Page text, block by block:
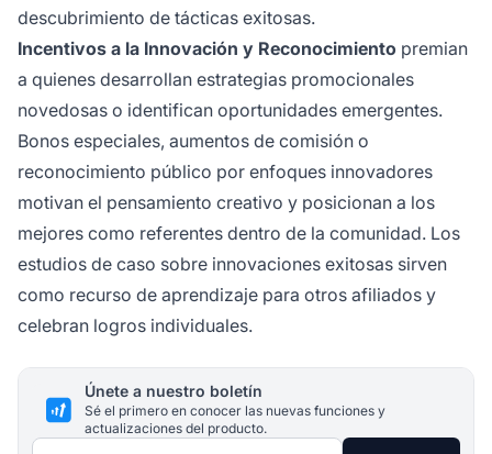
descubrimiento de tácticas exitosas.
Incentivos a la Innovación y Reconocimiento premian
a quienes desarrollan estrategias promocionales
novedosas o identifican oportunidades emergentes.
Bonos especiales, aumentos de comisión o
reconocimiento público por enfoques innovadores
motivan el pensamiento creativo y posicionan a los
mejores como referentes dentro de la comunidad. Los
estudios de caso sobre innovaciones exitosas sirven
como recurso de aprendizaje para otros afiliados y
celebran logros individuales.
Únete a nuestro boletín
Sé el primero en conocer las nuevas funciones y
actualizaciones del producto.